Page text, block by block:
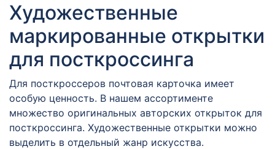
Художественные
маркированные открытки
для посткроссинга
Для посткроссеров почтовая карточка имеет
особую ценность. В нашем ассортименте
множество оригинальных авторских открыток для
посткроссинга. Художественные открытки можно
выделить в отдельный жанр искусства.